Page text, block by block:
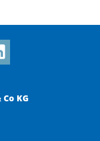
KG